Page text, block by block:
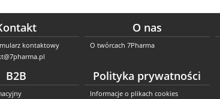
kontaktowy
O nas
O twórcach 7Pharma
B2B Polityka prywatności
Informacje o plikach cookies